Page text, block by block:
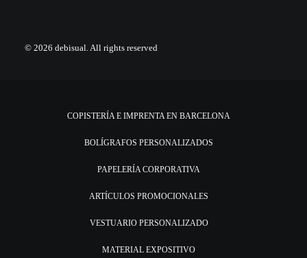
© 2026 debisual.All rights reserved
COPISTERÍA E IMPRENTA EN BARCELONA
BOLÍGRAFOS PERSONALIZADOS
PAPELERÍA CORPORATIVA
ARTÍCULOS PROMOCIONALES
VESTUARIO PERSONALIZADO
MATERIAL EXPOSITIVO